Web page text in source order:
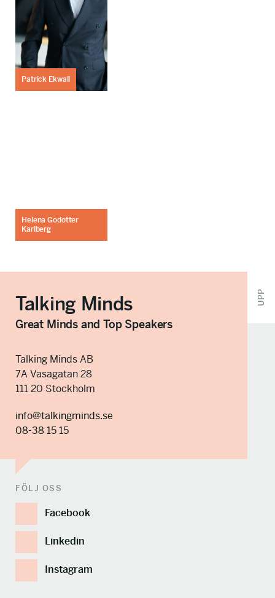
Patrick Ekwall
Helena Godotter
Karlberg
Talking Minds
Great Minds and Top Speakers
Talking Minds AB
7A Vasagatan 28
111 20 Stockholm
info@talkingminds.se
08-38 15 15
UPP
FÖLJ OSS
Facebook
Linkedin
Instagram